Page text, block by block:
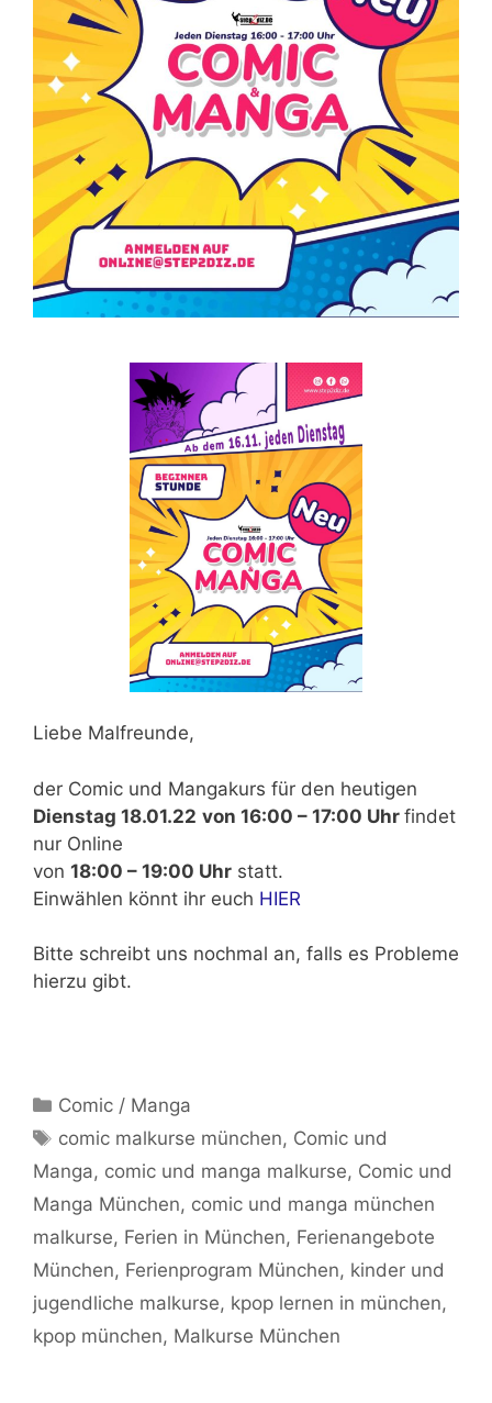
Liebe Malfreunde,
der Comic und Mangakurs für den heutigen
Dienstag 18.01.22 von 16:00 – 17:00 Uhr findet
nur Online
von 18:00 – 19:00 Uhr statt.
Einwählen könnt ihr euch HIER
Bitte schreibt uns nochmal an, falls es Probleme
hierzu gibt.
Kategorien
Comic / Manga
Schlagwörter
comic malkurse münchen, Comic und
Manga, comic und manga malkurse, Comic und
Manga München, comic und manga münchen
malkurse, Ferien in München, Ferienangebote
München, Ferienprogram München, kinder und
jugendliche malkurse, kpop lernen in münchen,
kpop münchen, Malkurse München